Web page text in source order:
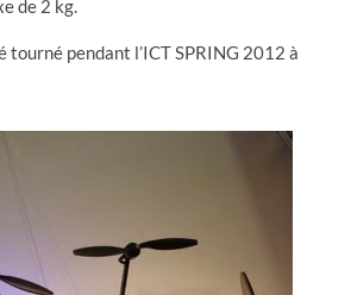
de 2 kg.
pendant l’ICT SPRING 2012 à